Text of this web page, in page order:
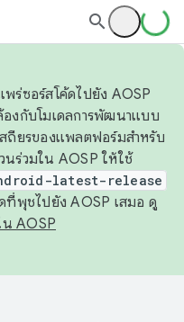
ร่ซอร์สโค้ดไปยัง AOSP
งกับโมเดลการพัฒนาแบบ
ถียรของแพลตฟอร์มสำหรับ
นร่วมใน AOSP ให้ใช้
latest-release
ที่พุชไปยัง AOSP เสมอ ดู
AOSP